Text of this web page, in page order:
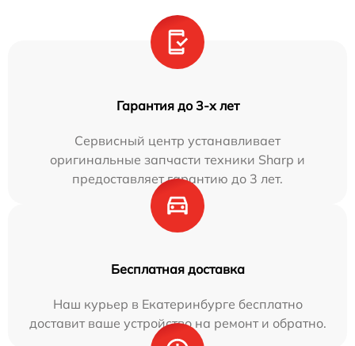
Гарантия до 3-х лет
Сервисный центр устанавливает
оригинальные запчасти техники Sharp и
предоставляет гарантию до 3 лет.
Бесплатная доставка
Наш курьер в Екатеринбурге бесплатно
доставит ваше устройство на ремонт и обратно.